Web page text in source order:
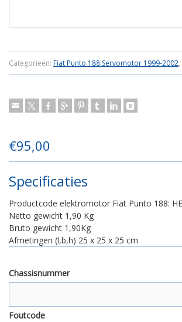
Categorieën: Fiat Punto 188 Servomotor 1999-2002,
€95,00
Specificaties
Productcode elektromotor Fiat Punto 188:
Netto gewicht 1,90 Kg
Bruto gewicht 1,90Kg
Afmetingen (l,b,h) 25 x 25 x 25 cm
Chassisnummer
Foutcode